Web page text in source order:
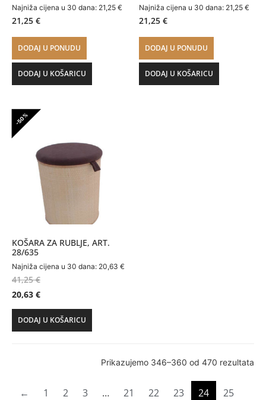
Najniža cijena u 30 dana: 21,25 €
21,25 €
DODAJ U PONUDU
DODAJ U KOŠARICU
Najniža cijena u 30 dana: 21,25 €
21,25 €
DODAJ U PONUDU
DODAJ U KOŠARICU
-50%
KOŠARA ZA RUBLJE, ART.
28/635
Najniža cijena u 30 dana: 20,63 €
41,25€
20,63 €
DODAJ U KOŠARICU
Prikazujemo 346–360 od 470 rezultata
← 1 2 3 … 21 22 23 24
25